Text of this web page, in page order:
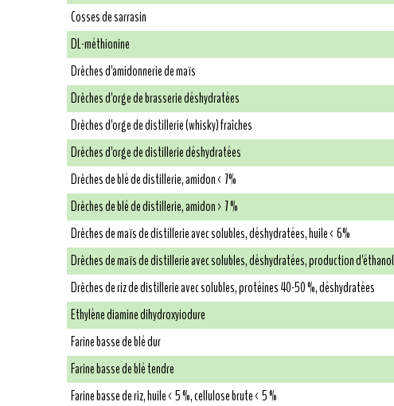
Cosses de sarrasin
DL-méthionine
Drêches d'amidonnerie de maïs
Drêches d'orge de brasserie déshydratées
Drêches d'orge de distillerie (whisky) fraîches
Drêches d'orge de distillerie déshydratées
Drêches de blé de distillerie, amidon < 7%
Drêches de blé de distillerie, amidon > 7 %
Drêches de maïs de distillerie avec solubles, déshydratées, huile < 6%
Drêches de maïs de distillerie avec solubles, déshydratées, production d'éthanol
Drêches de riz de distillerie avec solubles, protéines 40-50 %, déshydratées
Ethylène diamine dihydroxyiodure
Farine basse de blé dur
Farine basse de blé tendre
Farine basse de riz, huile < 5 %, cellulose brute < 5 %